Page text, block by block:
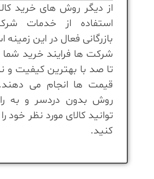
از دیگر روش های خرید
استفاده از خدمات
بازرگانی فعال در این
شرکت ها فرایند خرید شما
تا صد با بهترین کیفیت و
قیمت ها انجام می
روش بدون دردسر و به
توانید کالای مورد نظر خود
کنید.